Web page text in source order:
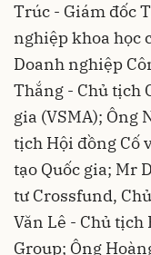
Trúc - Giám đốc
nghiệp khoa học
Doanh nghiệp
Thắng - Chủ tịch
gia (VSMA); Ông
tịch Hội đồng Cố
tạo Quốc gia; Mr
tư Crossfund,
Văn Lê - Chủ
Group; Ông